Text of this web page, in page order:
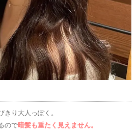
きり大人っぽく。
ので暗髪も重たく見えません。